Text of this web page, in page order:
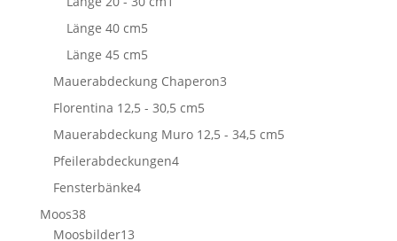
Länge 40 cm55
Produkte
Länge 45 cm55
Produkte
Mauerabdeckung Chaperon33
Florentina 12,5 - 30,5 cm55
Produkte
Mauerabdeckung Muro 12,5 - 34,5 cm55
Pfeilerabdeckungen44
Fensterbänke44
Moos3838
Produkte
Moosbilder1313